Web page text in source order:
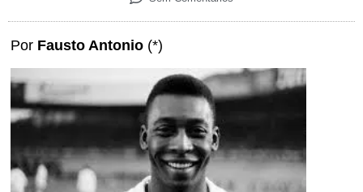
Por Fausto Antonio (*)